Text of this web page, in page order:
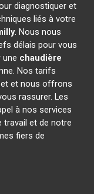
diagnostiquer et
liés à votre
. Nous nous
délais pour vous
une chaudière
Nos tarifs
et nous offrons
rassurer. Les
à nos services
et de notre
fiers de